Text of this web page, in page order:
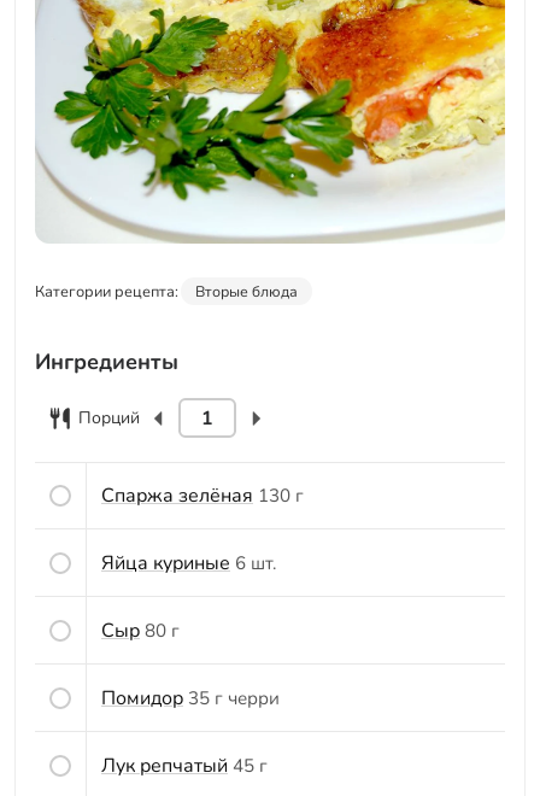
Категории рецепта: Вторые блюда
Ингредиенты
Порций
Спаржа зелёная 130 г
Яйца куриные 6 шт.
Сыр 80 г
Помидор 35 г черри
Лук репчатый 45 г